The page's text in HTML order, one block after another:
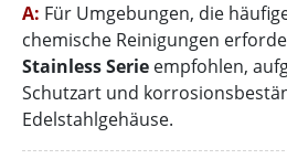
A: Für Umgebungen, die
chemische Reinigungen
Stainless Serie empfohlen,
Schutzart und
Edelstahlgehäuse.